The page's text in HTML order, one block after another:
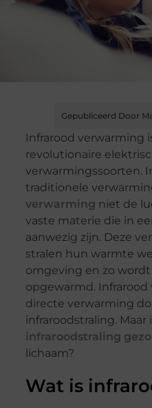
Gepubliceerd Door
Infrarood verwarming
revolutionaire
verwarmingssoorten.
traditionele
verwarming niet de
vaste materie die in
aanwezig zijn. Deze
stralen hun warmte
omgeving en zo
opgewarmd.
directe verwarming
infraroodstraling. Maar
infraroodstraling
lichaam?
Wat is